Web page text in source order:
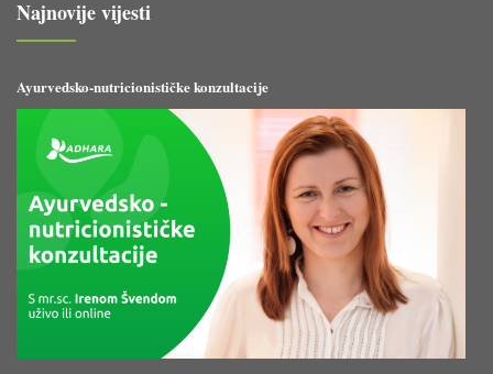
Najnovije vijesti
Ayurvedsko-nutricionističke konzultacije